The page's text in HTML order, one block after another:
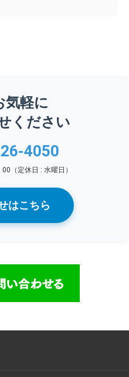
気軽に
ください
4050
（定休日 : 水曜日）
はこちら